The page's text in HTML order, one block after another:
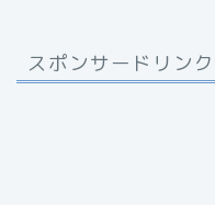
スポンサードリンク